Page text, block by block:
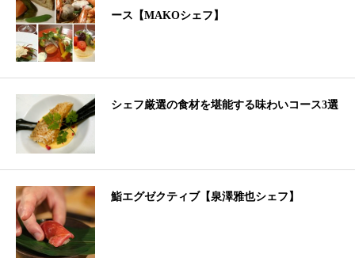
ース【MAKOシェフ】
シェフ厳選の食材を堪能する味わいコース3選
鮨エグゼクティブ【泉澤雅也シェフ】